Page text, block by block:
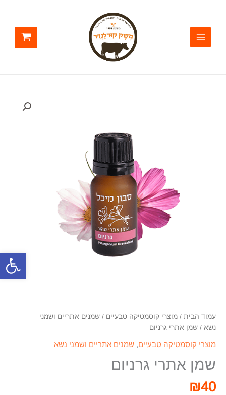
פתח
עמוד הבית / מוצרי קוסמטיקה טבעיים / שמנים אתריים ושמני
נשא / שמן אתרי גרניום
מוצרי קוסמטיקה טבעיים, שמנים אתריים ושמני נשא
שמן אתרי גרניום
₪40